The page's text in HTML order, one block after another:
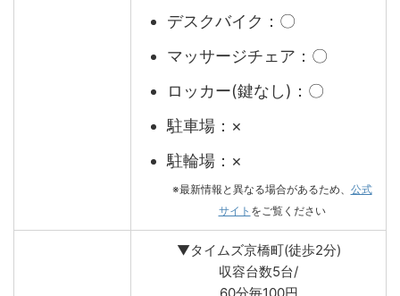
デスクバイク：〇
マッサージチェア：〇
ロッカー(鍵なし)：〇
駐車場：×
駐輪場：×
※最新情報と異なる場合があるため、 公式
サイト をご覧ください
▼タイムズ京橋町(徒歩2分)
収容台数5台/